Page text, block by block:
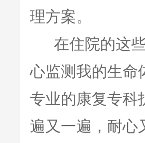
理方案。
在住院的这些
心监测我的生命
专业的康复专科
遍又一遍，耐心